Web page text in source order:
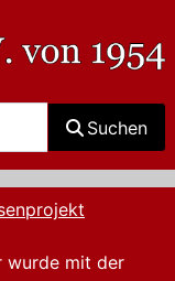
Suchen
wurde mit der